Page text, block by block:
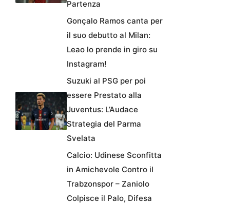
Partenza
Gonçalo Ramos canta per
il suo debutto al Milan:
Leao lo prende in giro su
Instagram!
Suzuki al PSG per poi
essere Prestato alla
Juventus: L’Audace
Strategia del Parma
Svelata
Calcio: Udinese Sconfitta
in Amichevole Contro il
Trabzonspor – Zaniolo
Colpisce il Palo, Difesa